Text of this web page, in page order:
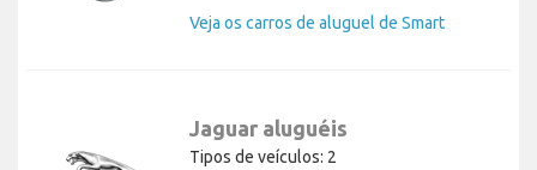
Veja os carros de aluguel de Smart
Jaguar aluguéis
Tipos de veículos: 2